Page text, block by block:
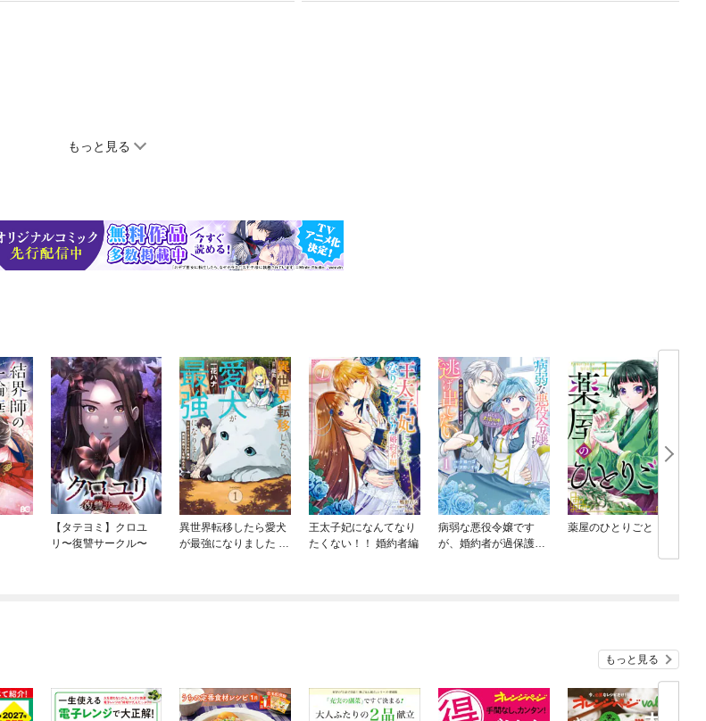
もっと見る
つくね●とことん使える！大根のサブおかず大根の粒マスタードマリ
ンの黒こしょう炒め／大根の甘酢漬け／大根の福神漬け風／大根と
根葉のさっとゆで／大根の皮のきんぴら／大根葉のおかかみそ／大
根の皮の浅漬け／大根とベーコンのスープ／大根とひき肉のしょう
そ汁●ふだんのごはんにもっと食べたい気軽なグラタンマッシュポテ
ラタン／肉巻きキャベツのマヨグラタン／白菜と豚肉のミルフィー
ちの定番食材レシピ1 月」は『大根あったら、これつくろ！』、『れ
まりたいとき、これつくろ！』をもとにしております。
【タテヨミ】クロユ
リ〜復讐サークル〜
異世界転移したら愛犬
が最強になりました ～
王太子妃になんてなり
たくない！！ 婚約者編
病弱な悪役令嬢です
が、婚約者が過保護す
薬屋のひとりごと
もっと見る